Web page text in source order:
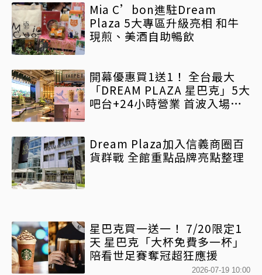
Mia C’bon進駐Dream
Plaza 5大專區升級亮相 和牛
現煎、美酒自助暢飲
開幕優惠買1送1！ 全台最大
「DREAM PLAZA 星巴克」5大
吧台+24小時營業 首波入場採
Dream Plaza加入信義商圈百
貨群戰 全館重點品牌亮點整理
星巴克買一送一！ 7/20限定1
天 星巴克「大杯免費多一杯」
陪看世足賽奪冠超狂應援
2026-07-19 10:00